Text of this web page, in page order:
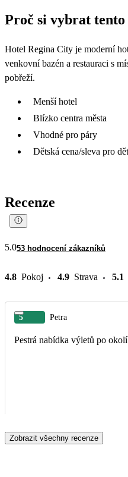
Proč si vybrat tento
Hotel Regina City je moderní
venkovní bazén a restauraci s
pobřeží.
Menší hotel
Blízko centra města
Vhodné pro páry
Dětská cena/sleva pro
Recenze
5.053 hodnocení zákazníků
4.8 Pokoj 4.9 Strava 5.1
5 Petra
Pestrá nabídka výletů po
Zobrazit všechny recenze